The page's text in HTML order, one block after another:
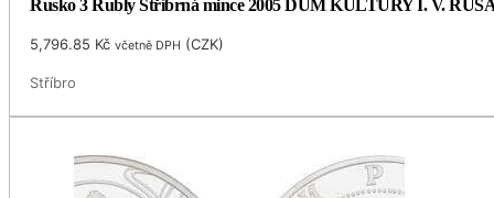
Rusko 3 Rubly Stříbrná mince 2005 DŮM KULTURY I. V.
5,796.85 Kč včetně DPH (CZK)
Stříbro